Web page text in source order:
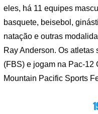
eles, há 11 equipes
basquete, beisebol,
natação e outras
Ray Anderson. Os atletas
(FBS) e jogam na Pac-12
Mountain Pacific Sports